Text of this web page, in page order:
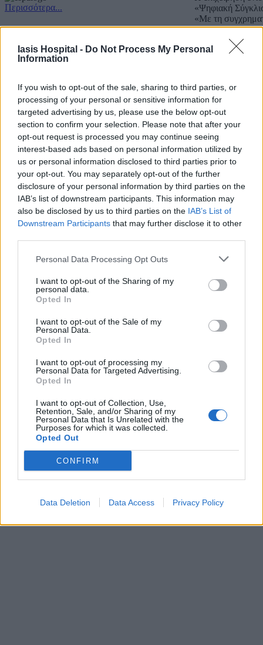
Iasis Hospital - Do Not Process My Personal
Information
If you wish to opt-out of the sale, sharing to third parties, or
processing of your personal or sensitive information for
targeted advertising by us, please use the below opt-out
section to confirm your selection. Please note that after your
opt-out request is processed you may continue seeing
interest-based ads based on personal information utilized by
us or personal information disclosed to third parties prior to
your opt-out. You may separately opt-out of the further
disclosure of your personal information by third parties on the
IAB’s list of downstream participants. This information may
also be disclosed by us to third parties on the IAB’s List of
Downstream Participants that may further disclose it to other
Personal Data Processing Opt Outs
I want to opt-out of the Sharing of my
personal data.
Opted In
I want to opt-out of the Sale of my
Personal Data.
Opted In
I want to opt-out of processing my
Personal Data for Targeted Advertising.
Opted In
I want to opt-out of Collection, Use,
Retention, Sale, and/or Sharing of my
Personal Data that Is Unrelated with the
Purposes for which it was collected.
Opted Out
CONFIRM
Data Deletion Data Access Privacy Policy
Περισσότερα...
«Ψηφιακή
«Με τη